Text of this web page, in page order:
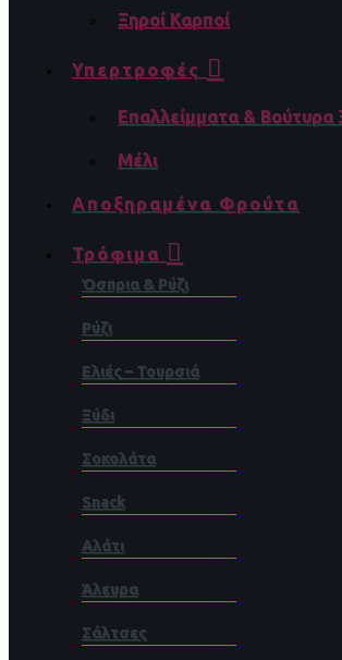
Ξηροί Καρποί
Υπερτροφές
Επαλλείμματα &
Μέλι
Αποξηραμένα Φρούτα
Τρόφιμα
Όσπρια & Ρύζι
Ρύζι
Ελιές – Τουρσιά
Ξύδι
Σοκολάτα
Snack
Αλάτι
Άλευρα
Σάλτσες